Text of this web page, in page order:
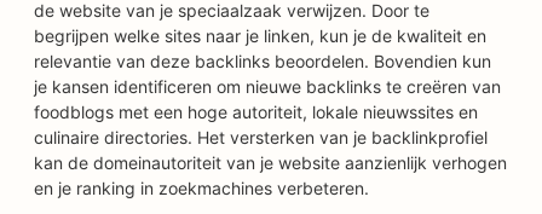
de website van je speciaalzaak verwijzen. Door te
begrijpen welke sites naar je linken, kun je de kwaliteit en
relevantie van deze backlinks beoordelen. Bovendien kun
je kansen identificeren om nieuwe backlinks te creëren van
foodblogs met een hoge autoriteit, lokale nieuwssites en
culinaire directories. Het versterken van je backlinkprofiel
kan de domeinautoriteit van je website aanzienlijk verhogen
en je ranking in zoekmachines verbeteren.